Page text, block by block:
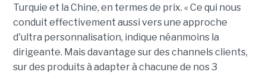
Turquie et la Chine, en termes de prix. « Ce qui nous
conduit effectivement aussi vers une approche
d'ultra personnalisation, indique néanmoins la
dirigeante. Mais davantage sur des channels clients,
sur des produits à adapter à chacune de nos 3